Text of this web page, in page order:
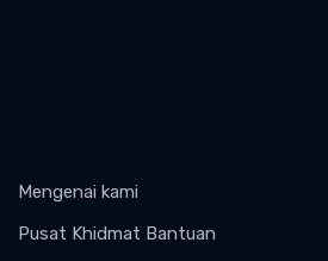
Mengenai kami
Pusat Khidmat Bantuan